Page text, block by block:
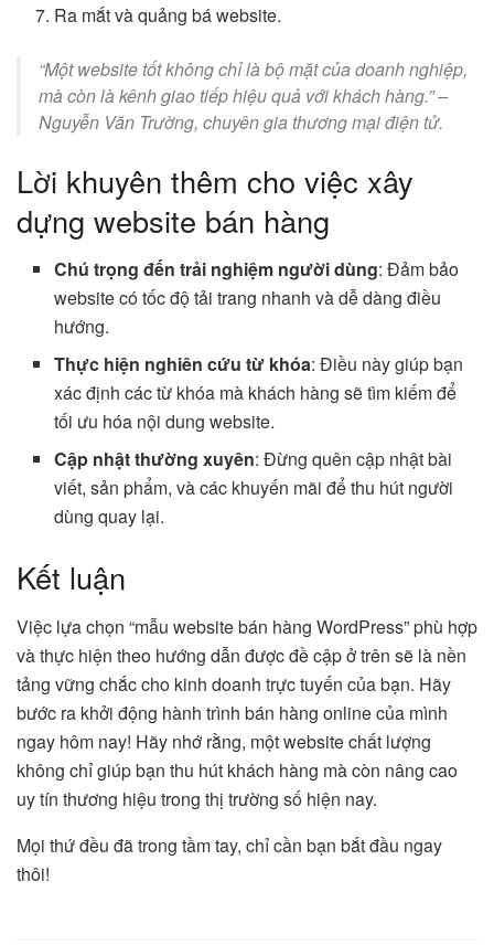
Ra mắt và quảng bá website.
“Một website tốt không chỉ là bộ mặt của doanh nghiệp,
mà còn là kênh giao tiếp hiệu quả với khách hàng.” –
Nguyễn Văn Trường, chuyên gia thương mại điện tử.
Lời khuyên thêm cho việc xây
dựng website bán hàng
Chú trọng đến trải nghiệm người dùng: Đảm bảo
website có tốc độ tải trang nhanh và dễ dàng điều
hướng.
Thực hiện nghiên cứu từ khóa: Điều này giúp bạn
xác định các từ khóa mà khách hàng sẽ tìm kiếm để
tối ưu hóa nội dung website.
Cập nhật thường xuyên: Đừng quên cập nhật bài
viết, sản phẩm, và các khuyến mãi để thu hút người
dùng quay lại.
Kết luận
Việc lựa chọn “mẫu website bán hàng WordPress” phù hợp
và thực hiện theo hướng dẫn được đề cập ở trên sẽ là nền
tảng vững chắc cho kinh doanh trực tuyến của bạn. Hãy
bước ra khởi động hành trình bán hàng online của mình
ngay hôm nay! Hãy nhớ rằng, một website chất lượng
không chỉ giúp bạn thu hút khách hàng mà còn nâng cao
uy tín thương hiệu trong thị trường số hiện nay.
Mọi thứ đều đã trong tầm tay, chỉ cần bạn bắt đầu ngay
thôi!